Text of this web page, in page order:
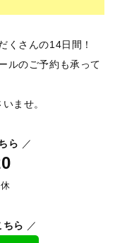
くさんの14日間！
ルのご予約も承って
ませ。
ら ／
ちら ／